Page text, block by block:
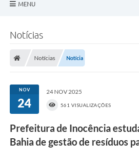
MENU
Transparência Pública
Notícias
Legislação
Renuncia de Receita
Notícias
Notícias Notícia
NOV
24
24 NOV 2025
561 VISUALIZAÇÕES
Prefeitura de Inocência
Bahia de gestão de resíduos